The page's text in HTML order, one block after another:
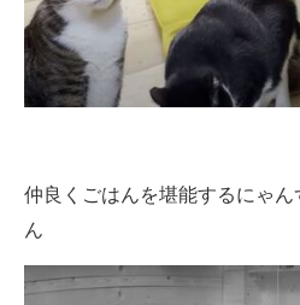
仲良くごはんを堪能するにゃ
ん